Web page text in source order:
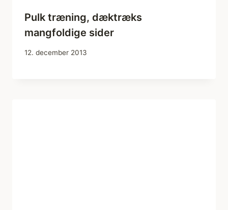
Pulk træning, dæktræks
mangfoldige sider
12. december 2013